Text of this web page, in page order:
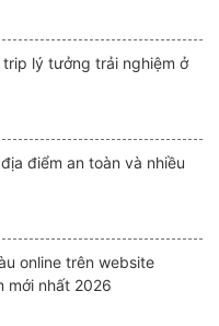
lý tưởng trải nghiệm ở
điểm an toàn và nhiều
online trên website
mới nhất 2026